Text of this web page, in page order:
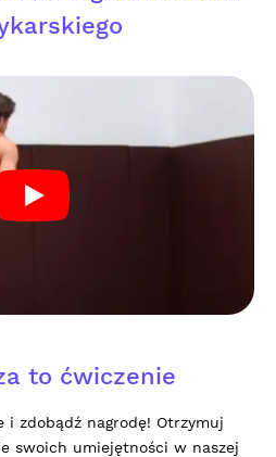
to ćwiczenie
i zdobądź nagrodę! Otrzymuj
swoich umiejętności w naszej